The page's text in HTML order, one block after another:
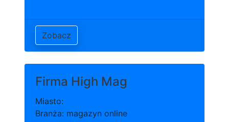
Zobacz
Firma High Mag
Miasto:
Branża: magazyn online